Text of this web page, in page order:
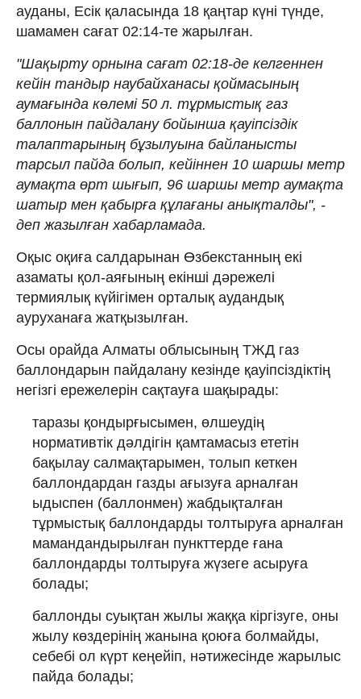
ауданы, Есік қаласында 18 қаңтар күні түнде,
шамамен сағат 02:14-те жарылған.
"Шақырту орнына сағат 02:18-де келгеннен
кейін тандыр наубайханасы қоймасының
аумағында көлемі 50 л. тұрмыстық газ
баллонын пайдалану бойынша қауіпсіздік
талаптарының бұзылуына байланысты
тарсыл пайда болып, кейіннен 10 шаршы метр
аумақта өрт шығып, 96 шаршы метр аумақта
шатыр мен қабырға құлағаны анықталды", -
деп жазылған хабарламада.
Оқыс оқиға салдарынан Өзбекстанның екі
азаматы қол-аяғының екінші дәрежелі
термиялық күйігімен орталық аудандық
ауруханаға жатқызылған.
Осы орайда Алматы облысының ТЖД газ
баллондарын пайдалану кезінде қауіпсіздіктің
негізгі ережелерін сақтауға шақырады:
таразы қондырғысымен, өлшеудің
нормативтік дәлдігін қамтамасыз ететін
бақылау салмақтарымен, толып кеткен
баллондардан газды ағызуға арналған
ыдыспен (баллонмен) жабдықталған
тұрмыстық баллондарды толтыруға арналған
мамандандырылған пункттерде ғана
баллондарды толтыруға жүзеге асыруға
болады;
баллонды суықтан жылы жаққа кіргізуге, оны
жылу көздерінің жанына қоюға болмайды,
себебі ол күрт кеңейіп, нәтижесінде жарылыс
пайда болады;